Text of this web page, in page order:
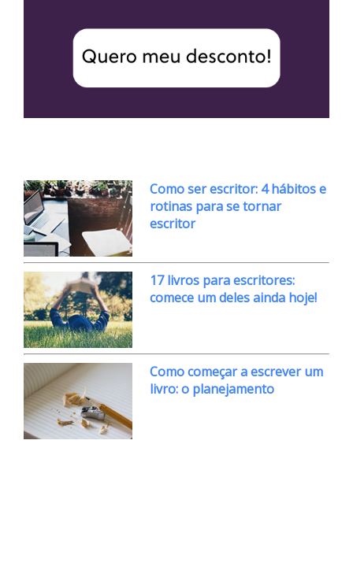
Como ser escritor: 4 hábitos e
rotinas para se tornar
escritor
17 livros para escritores:
comece um deles ainda hoje!
Como começar a escrever um
livro: o planejamento